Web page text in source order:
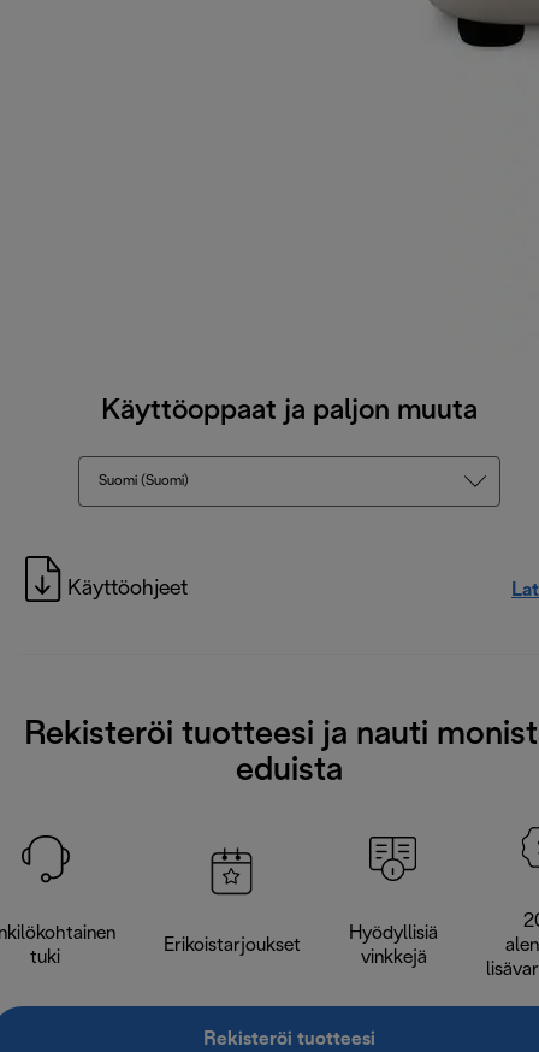
Käyttöoppaat ja paljon muuta
Suomi (Suomi)
Käyttöohjeet
Rekisteröi tuotteesi ja nauti
eduista
tuki
Erikoistarjoukset
Hyödyllisiä
vinkkejä
Rekisteröi tuotteesi